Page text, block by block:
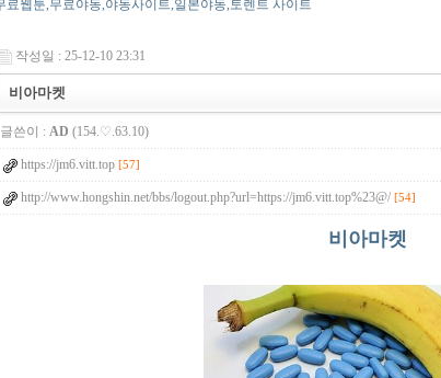
작성일 : 25-12-10 23:31
비아마켓
글쓴이 : AD (154.♡.63.10)
https://jm6.vitt.top [57]
http://www.hongshin.net/bbs/logout.php?url=https://jm6.vitt.top%23@/ [54]
비아마켓